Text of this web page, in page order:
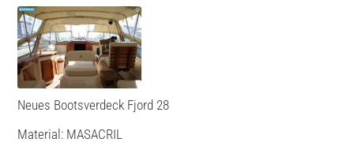
Neues Bootsverdeck Fjord 28
Material: MASACRIL